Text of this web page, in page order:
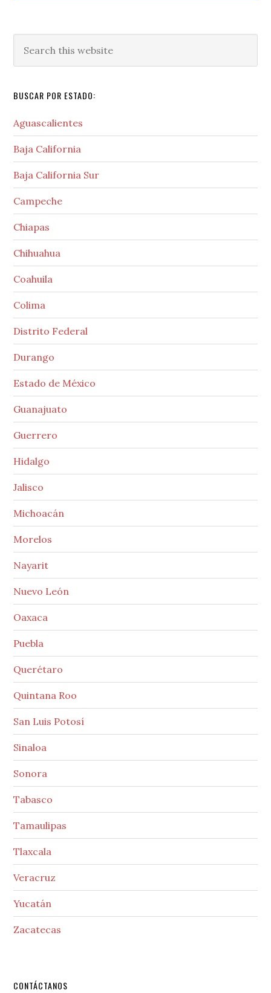
this
BUSCAR POR ESTADO:
Aguascalientes
Baja California
Baja California Sur
Campeche
Chiapas
Chihuahua
Coahuila
Colima
Distrito Federal
Durango
Estado de México
Guanajuato
Guerrero
Hidalgo
Jalisco
Michoacán
Morelos
Nayarit
Nuevo León
Oaxaca
Puebla
Querétaro
Quintana Roo
San Luis Potosí
Sinaloa
Sonora
Tabasco
Tamaulipas
Tlaxcala
Veracruz
Yucatán
Zacatecas
CONTÁCTANOS